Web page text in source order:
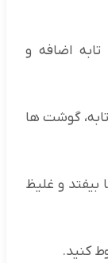
اضافه و
گوشت ها
بیفتد و غلیظ
کنید.